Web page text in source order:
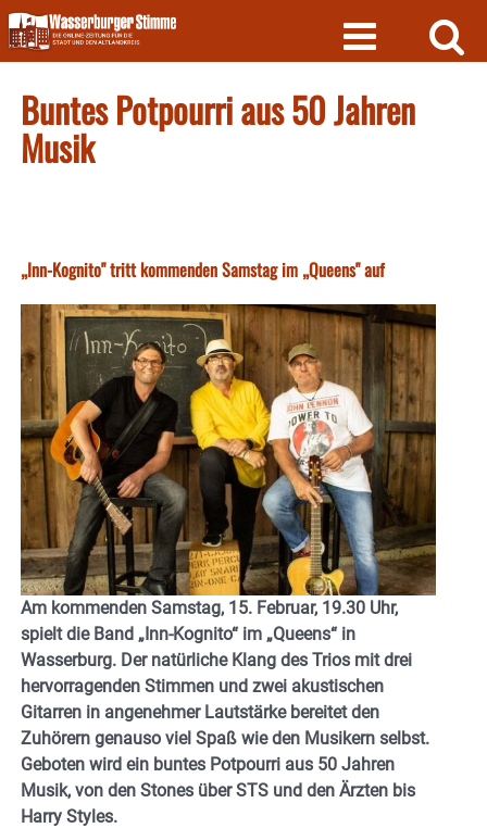
Skip
to
content
Buntes Potpourri aus 50 Jahren
Musik
„Inn-Kognito" tritt kommenden Samstag im „Queens" auf
Am kommenden Samstag, 15. Februar, 19.30 Uhr,
spielt die Band „Inn-Kognito“ im „Queens“ in
Wasserburg. Der natürliche Klang des Trios mit drei
hervorragenden Stimmen und zwei akustischen
Gitarren in angenehmer Lautstärke bereitet den
Zuhörern genauso viel Spaß wie den Musikern selbst.
Geboten wird ein buntes Potpourri aus 50 Jahren
Musik, von den Stones über STS und den Ärzten bis
Harry Styles.